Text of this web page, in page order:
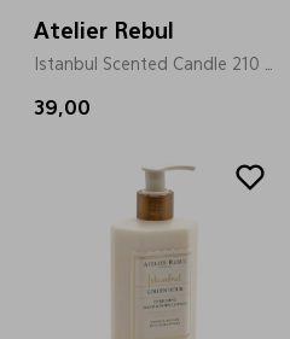
Atelier Rebul
39,00